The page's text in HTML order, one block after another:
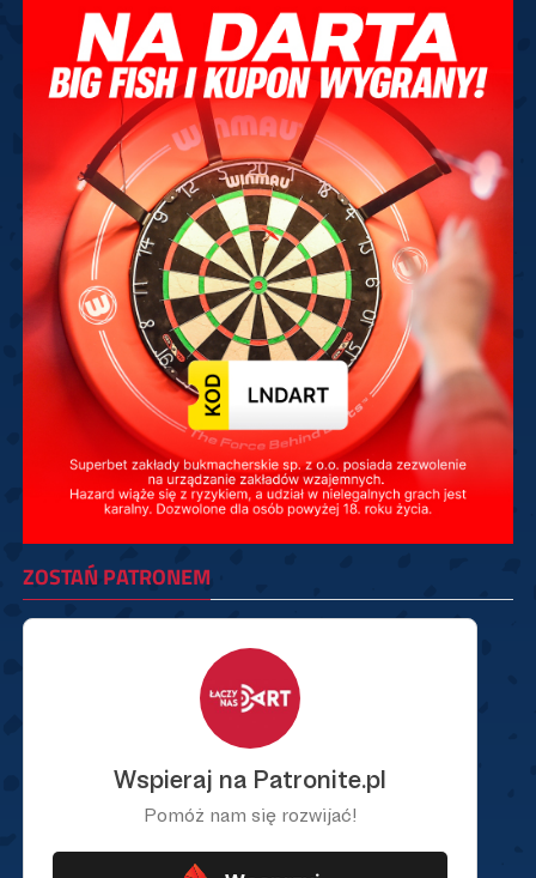
ZOSTAŃ PATRONEM